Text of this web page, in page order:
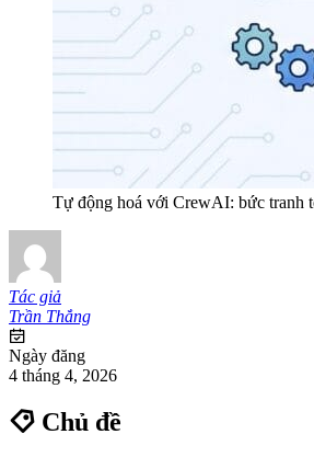
Tự động hoá với CrewAI: bức tranh
Tác giả
Trần Thắng
Ngày đăng
4 tháng 4, 2026
Chủ đề